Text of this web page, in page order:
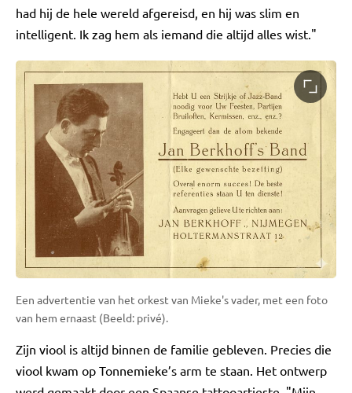
had hij de hele wereld afgereisd, en hij was slim en
intelligent. Ik zag hem als iemand die altijd alles wist."
Een advertentie van het orkest van Mieke's vader, met een foto
van hem ernaast (Beeld: privé).
Zijn viool is altijd binnen de familie gebleven. Precies die
viool kwam op Tonnemieke’s arm te staan. Het ontwerp